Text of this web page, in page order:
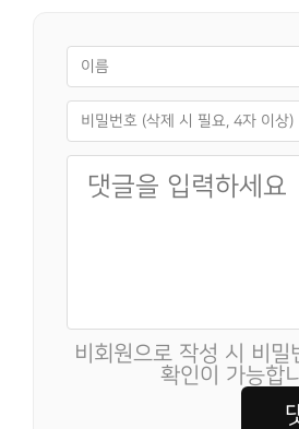
비회원으로 작성 시 비밀
확인이 가능합